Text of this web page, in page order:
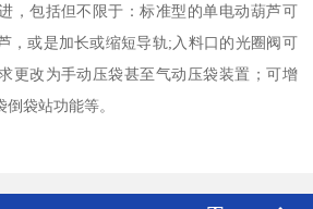
，包括但不限于：标准型的单电动葫芦可
，或是加长或缩短导轨;入料口的光圈阀可
更改为手动压袋甚至气动压袋装置；可增
袋站功能等。